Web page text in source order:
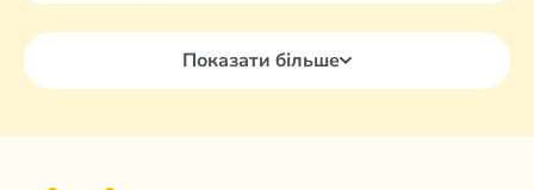
Показати більше